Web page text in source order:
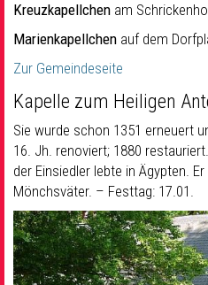
Kreuzkapellchen am
Marienkapellchen auf dem
Zur Gemeindeseite
Kapelle zum Heiligen
Sie wurde schon 1351 erneuert
16. Jh. renoviert; 1880
der Einsiedler lebte in Ägypten.
Mönchsväter. – Festtag: 17.01.